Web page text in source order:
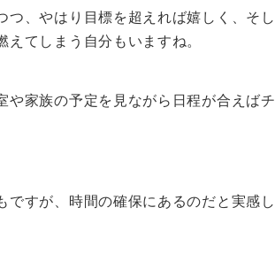
、やはり目標を超えれば嬉しく、そし
てしまう自分もいますね。
や家族の予定を見ながら日程が合えばチ
すが、時間の確保にあるのだと実感し